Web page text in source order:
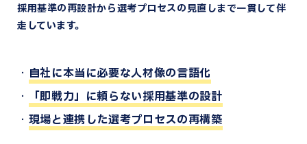
採用基準の再設計から選考プロセスの見直しまで一貫して伴
走しています。
自社に本当に必要な人材像の言語化
「即戦力」に頼らない採用基準の設計
現場と連携した選考プロセスの再構築